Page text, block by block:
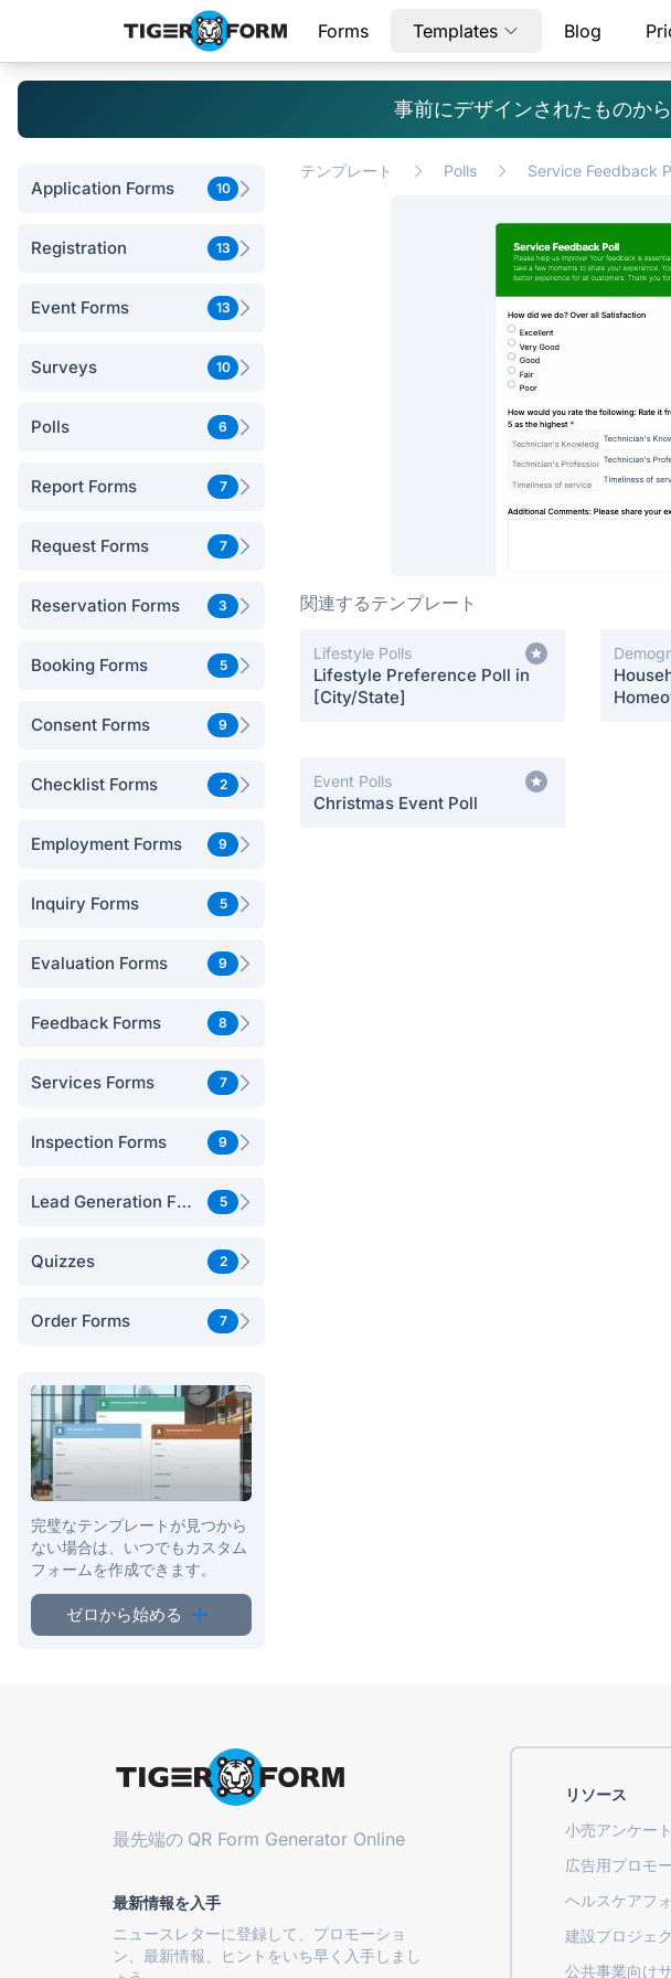
Forms Templates Blog
事前にデザインされたものか
Application Forms 10
Registration 13
Event Forms 13
Surveys 10
Polls 6
Report Forms 7
Request Forms 7
Reservation Forms 3
Booking Forms 5
Consent Forms 9
Checklist Forms 2
Employment Forms 9
Inquiry Forms 5
Evaluation Forms 9
Feedback Forms 8
Services Forms 7
Inspection Forms 9
Lead Generation Forms 5
Quizzes 2
Order Forms 7
完璧なテンプレートが見つから
ない場合は、いつでもカスタム
フォームを作成できます。
ゼロから始める
テンプレート Polls Service Feedback
関連するテンプレート
Lifestyle Polls
Lifestyle Preference Poll in
[City/State]
Event Polls
Christmas Event Poll
最先端の QR Form Generator Online
最新情報を入手
ニュースレターに登録して、プロモーショ
ン、最新情報、ヒントをいち早く入手しまし
リソース
小売アンケー
広告用プロモ
ヘルスケアフ
建設プロジェ
公共事業向け